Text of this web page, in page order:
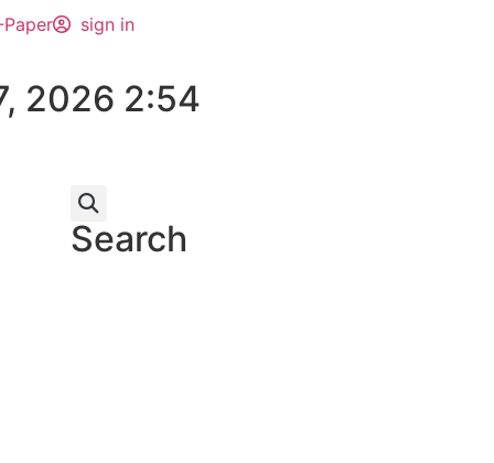
Paper sign in
2026 2:54
Search